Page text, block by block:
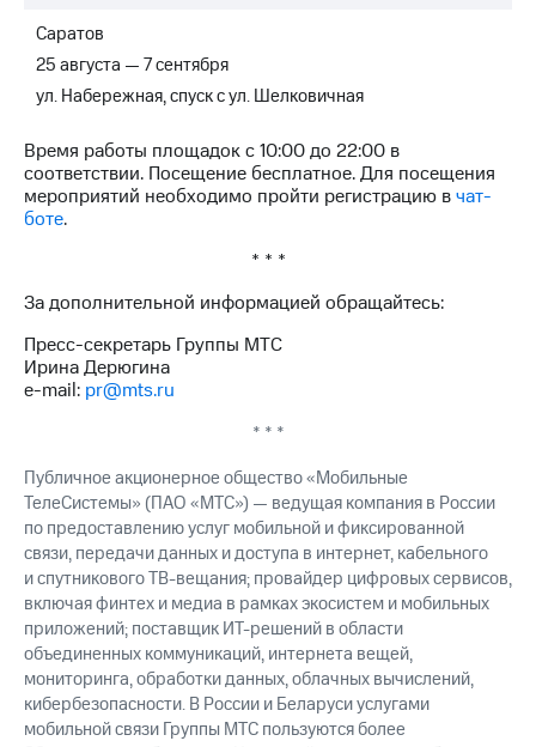
Реквизиты
Контакты
развитие
этика
Саратов
25 августа — 7 сентября
ул. Набережная, спуск с ул. Шелковичная
Время работы площадок с 10:00 до 22:00 в
соответствии. Посещение бесплатное. Для посещения
мероприятий необходимо пройти регистрацию вчат-
боте.
* * *
За дополнительной информацией обращайтесь:
Пресс-секретарь Группы МТС
Ирина Дерюгина
e-mail: pr@mts.ru
* * *
Публичное акционерное общество «Мобильные
ТелеСистемы» (ПАО «МТС») — ведущая компания в России
по предоставлению услуг мобильной и фиксированной
связи, передачи данных и доступа в интернет, кабельного
и спутникового ТВ-вещания; провайдер цифровых сервисов,
включая финтех и медиа в рамках экосистем и мобильных
приложений; поставщик ИТ-решений в области
объединенных коммуникаций, интернета вещей,
мониторинга, обработки данных, облачных вычислений,
кибербезопасности. В России и Беларуси услугами
мобильной связи Группы МТС пользуются более